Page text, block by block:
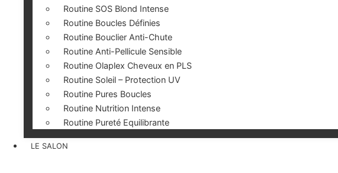
Routine SOS Blond Intense
Routine Boucles Définies
Routine Bouclier Anti-Chute
Routine Anti-Pellicule Sensible
Routine Olaplex Cheveux en PLS
Routine Soleil – Protection UV
Routine Pures Boucles
Routine Nutrition Intense
Routine Pureté Equilibrante
LE SALON